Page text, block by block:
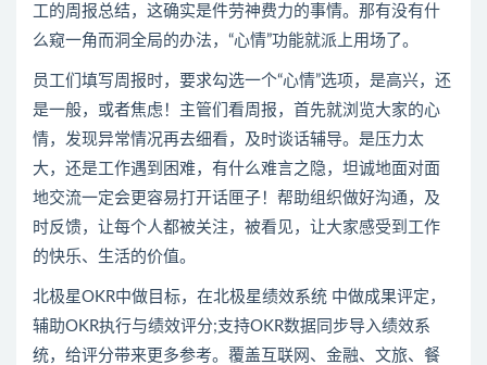
工的周报总结，这确实是件劳神费力的事情。那有没有什
么窥一角而洞全局的办法，“心情”功能就派上用场了。
员工们填写周报时，要求勾选一个“心情”选项，是高兴，还
是一般，或者焦虑！主管们看周报，首先就浏览大家的心
情，发现异常情况再去细看，及时谈话辅导。是压力太
大，还是工作遇到困难，有什么难言之隐，坦诚地面对面
地交流一定会更容易打开话匣子！帮助组织做好沟通，及
时反馈，让每个人都被关注，被看见，让大家感受到工作
的快乐、生活的价值。
北极星OKR中做目标，在北极星绩效系统 中做成果评定，
辅助OKR执行与绩效评分;支持OKR数据 同步导入绩效系
统，给评分带来更多参考。覆盖互联网、金融、文旅、餐